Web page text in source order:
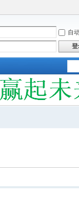
自
登